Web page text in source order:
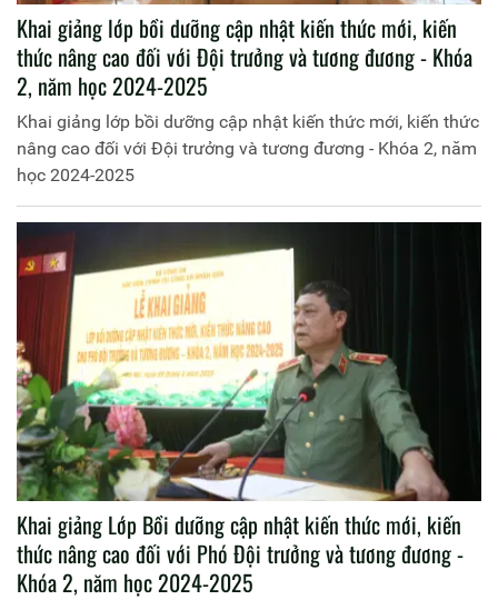
Khai giảng lớp bồi dưỡng cập nhật kiến thức mới, kiến
thức nâng cao đối với Đội trưởng và tương đương - Khóa
2, năm học 2024-2025
Khai giảng lớp bồi dưỡng cập nhật kiến thức mới, kiến thức
nâng cao đối với Đội trưởng và tương đương - Khóa 2, năm
học 2024-2025
Khai giảng Lớp Bồi dưỡng cập nhật kiến thức mới, kiến
thức nâng cao đối với Phó Đội trưởng và tương đương -
Khóa 2, năm học 2024-2025